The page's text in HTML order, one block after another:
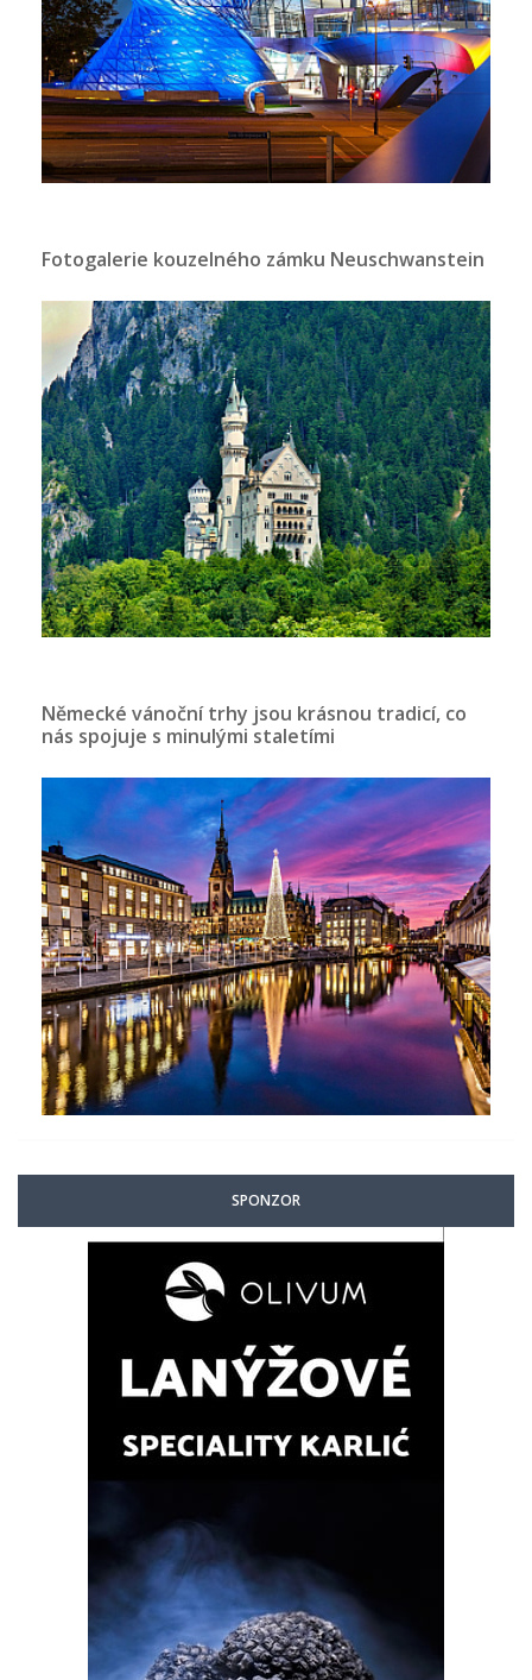
Fotogalerie kouzelného zámku Neuschwanstein
Německé vánoční trhy jsou krásnou tradicí, co
nás spojuje s minulými staletími
SPONZOR